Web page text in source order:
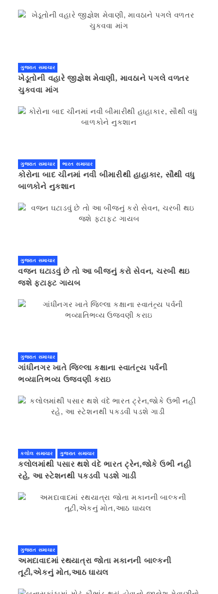
ગુજરાત સમાચાર
ખેડૂતોની વહારે જીજ્ઞેશ મેવાણી, માવઠાને પગલે વળતર
ચુકવવા માંગ
ગુજરાત સમાચાર ભારત સમાચાર
કોરોના બાદ ચીનમાં નવી બીમારીથી હાહાકાર, સૌથી વધુ
બાળકોને નુકશાન
ગુજરાત સમાચાર
વજન ઘટાડવું છે તો આ બીજનું કરો સેવન, ચરબી થઇ
જશે ફટાફટ ગાયબ
ગુજરાત સમાચાર
ગાંધીનગર ખાતે જિલ્લા કક્ષાના સ્વાતંત્ર્ય પર્વની
ભવ્યાતિભવ્ય ઉજવણી કરાઇ
કલોલ સમાચાર ગુજરાત સમાચાર
કલોલમાંથી પસાર થશે વંદે ભારત ટ્રેન,જોકે ઉભી નહી
રહે, આ સ્ટેશનથી પકડવી પડશે ગાડી
ગુજરાત સમાચાર
અમદાવાદમાં રથયાત્રા જોતા મકાનની બાલ્કની
તૂટી,એકનું મોત,આઠ ઘાયલ